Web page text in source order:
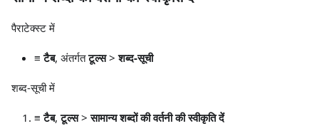
पैराटेक्स्ट में
≡ टैब, अंतर्गतटूल्स>शब्द-सूची
शब्द-सूची में
≡ टैब,टूल्स>सामान्य शब्दों की वर्तनी की स्वीकृति दें